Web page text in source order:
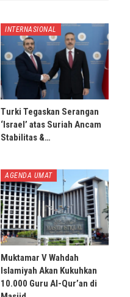
INTERNASIONAL
Turki Tegaskan Serangan
‘Israel’ atas Suriah Ancam
Stabilitas &…
AGENDA UMAT
Muktamar V Wahdah
Islamiyah Akan Kukuhkan
10.000 Guru Al-Qur’an di